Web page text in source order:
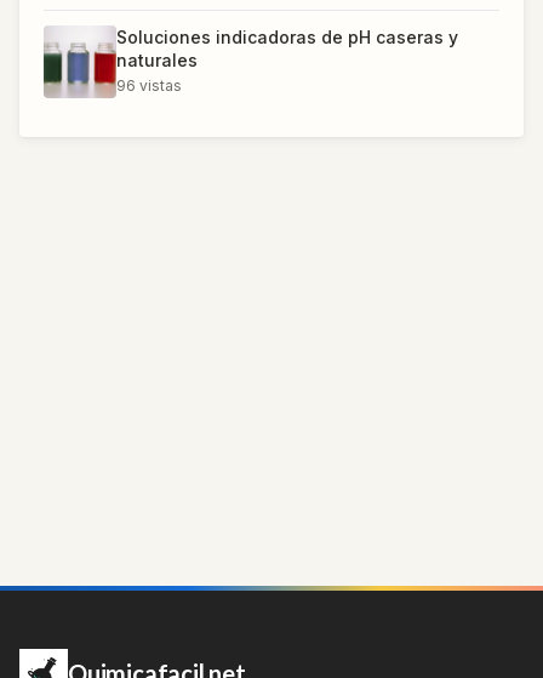
Soluciones indicadoras de pH caseras y
naturales
96 vistas